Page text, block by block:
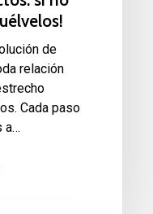
de
relación
Cada paso
a…